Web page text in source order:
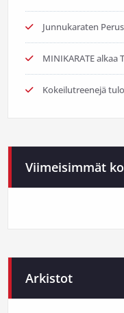
Junnukaraten
MINIKARATE alkaa
Kokeilutreenejä
Viimeisimmät
Arkistot